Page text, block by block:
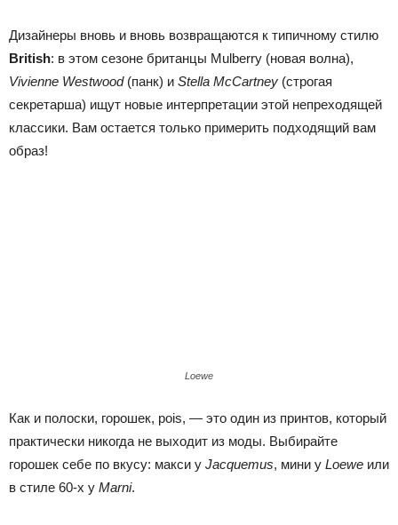
Дизайнеры вновь и вновь возвращаются к типичному стилю
British: в этом сезоне британцы Mulberry (новая волна),
Vivienne Westwood (панк) и Stella McCartney (строгая
секретарша) ищут новые интерпретации этой непреходящей
классики. Вам остается только примерить подходящий вам
образ!
Loewe
Как и полоски, горошек, pois, — это один из принтов, который
практически никогда не выходит из моды. Выбирайте
горошек себе по вкусу: макси у Jacquemus, мини у Loewe или
в стиле 60-х у Marni.